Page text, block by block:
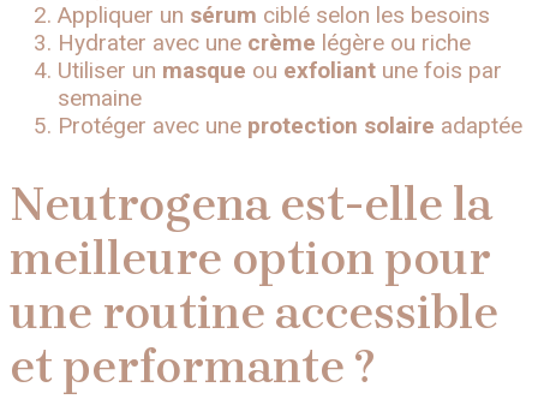
Appliquer un sérum ciblé selon les besoins
Hydrater avec une crème légère ou riche
Utiliser un masque ou exfoliant une fois par
semaine
Protéger avec une protection solaire adaptée
Neutrogena est-elle la
meilleure option pour
une routine accessible
et performante ?